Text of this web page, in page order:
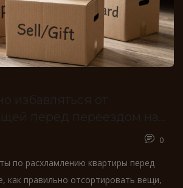
избавляться от
перед переездом на
0
по расхламлению квартиры перед
как правильно отсортировать вещи,